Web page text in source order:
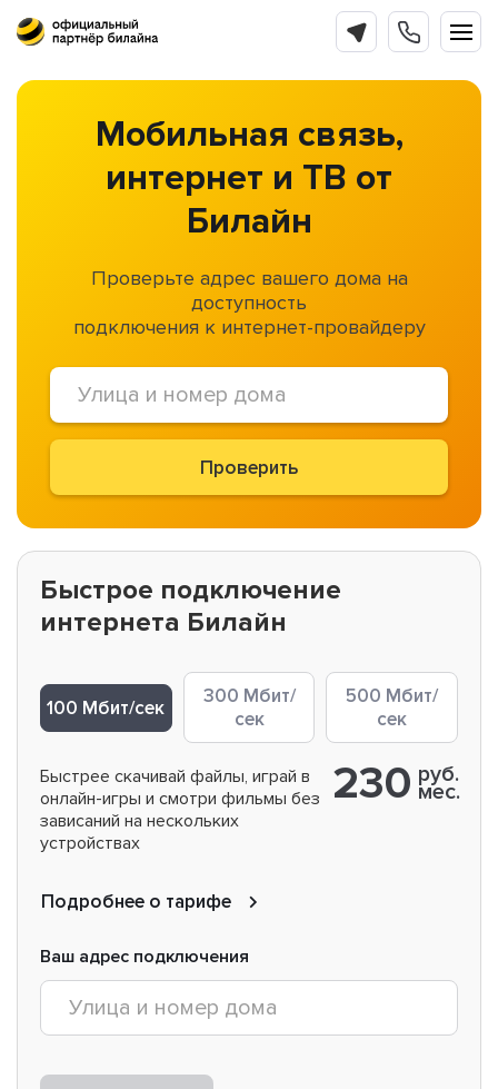
Мобильная связь,
интернет и ТВ от
Билайн
Проверьте адрес вашего дома на
доступность
подключения к интернет-провайдеру
Проверить
Быстрое подключение
интернета Билайн
100 Мбит/сек
300 Мбит/
сек
500 Мбит/
сек
Быстрее скачивай файлы, играй в
онлайн-игры и смотри фильмы без
зависаний на нескольких
устройствах
230 руб.
мес.
Подробнее о тарифе
Ваш адрес подключения